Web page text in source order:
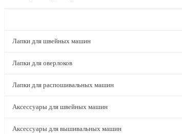
Лапки для швейных машин
Лапки для оверлоков
Лапки для распошивальных машин
Аксессуары для швейных машин
Аксессуары для вышивальных машин